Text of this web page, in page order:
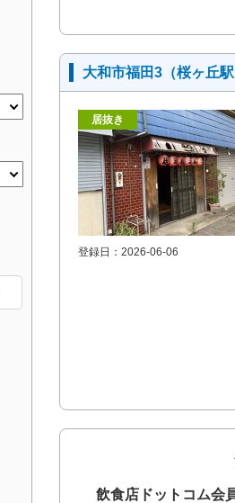
大和市福田3（桜ヶ丘
居抜き
登録日：2026-06-06
飲食店ドットコム会